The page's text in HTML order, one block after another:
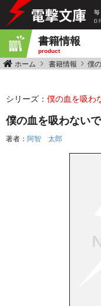
毎
書籍情報
product
ホーム 書籍情報 僕
シリーズ： 僕の血を吸わ
僕の血を吸わない
著者： 阿智 太郎